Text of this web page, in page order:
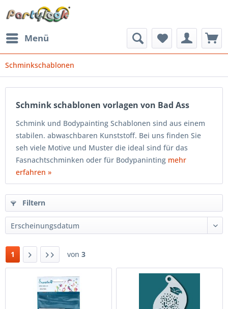
Menü
Schminkschablonen
Schmink schablonen vorlagen von Bad Ass
Schmink und Bodypainting Schablonen sind aus einem
stabilen. abwaschbaren Kunststoff. Bei uns finden Sie
seh viele Motive und Muster die ideal sind für das
Fasnachtschminken oder für Bodypaninting mehr
erfahren »
Filtern
1 von 3